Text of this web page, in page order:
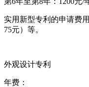
实用新型专利的申请费
75元）等。
外观设计专利
年费：